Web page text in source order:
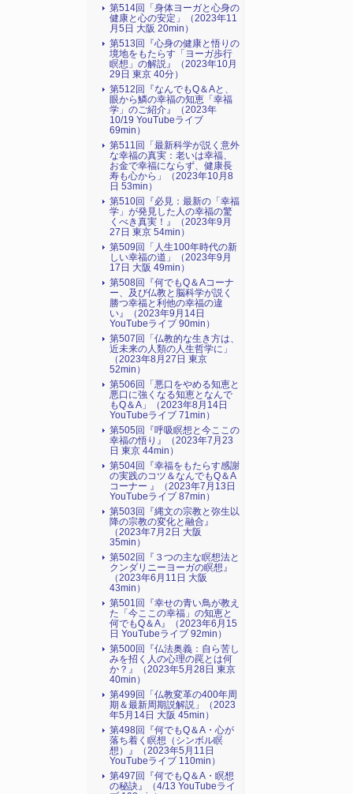
第514回「身体ヨーガと心身の
健康と心の安定」（2023年11
月5日 大阪 20min）
第513回『心身の健康と悟りの
境地をもたらす「ヨーガ歩行
瞑想」の解説』（2023年10月
29日 東京 40分）
第512回『なんでもQ＆Aと、
眼から鱗の幸福の知恵「幸福
学」のご紹介』（2023年
10/19 YouTubeライブ
69min）
第511回「最新科学が説く意外
な幸福の真実：老いは幸福、
お金で幸福にならず、健康長
寿も心から」（2023年10月8
日 53min）
第510回『必見：最新の「幸福
学」が発見した人の幸福の驚
くべき真実！』（2023年9月
27日 東京 54min）
第509回「人生100年時代の新
しい幸福の道」（2023年9月
17日 大阪 49min）
第508回『何でもQ＆Aコーナ
ー、及び仏教と脳科学が説く
勝つ幸福と利他の幸福の違
い』（2023年9月14日
YouTubeライブ 90min）
第507回「仏教的な生き方は、
近未来の人類の人生哲学に」
（2023年8月27日 東京
52min）
第506回「悪口をやめる知恵と
悪口に強くなる知恵となんで
もQ＆A」（2023年8月14日
YouTubeライブ 71min）
第505回『呼吸瞑想と今ここの
幸福の悟り』（2023年7月23
日 東京 44min）
第504回『幸福をもたらす感謝
の実践のコツ＆なんでもQ＆A
コーナー 』（2023年7月13日
YouTubeライブ 87min）
第503回『縄文の宗教と弥生以
降の宗教の変化と融合』
（2023年7月2日 大阪
35min）
第502回『３つの主な瞑想法と
クンダリニーヨーガの瞑想』
（2023年6月11日 大阪
43min）
第501回『幸せの青い鳥が教え
た「今ここの幸福」の知恵と
何でもQ＆A』（2023年6月15
日 YouTubeライブ 92min）
第500回『仏法奥義：自ら苦し
みを招く人の心理の罠とは何
か？』（2023年5月28日 東京
40min）
第499回「仏教変革の400年周
期＆最新周期説解説」（2023
年5月14日 大阪 45min）
第498回『何でもQ＆A・心が
落ち着く瞑想（シンボル瞑
想）』（2023年5月11日
YouTubeライブ 110min）
第497回『何でもQ＆A・瞑想
の秘訣』（4/13 YouTubeライ